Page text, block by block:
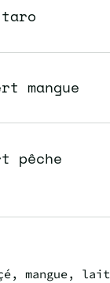
mangue
pêche
mangue,